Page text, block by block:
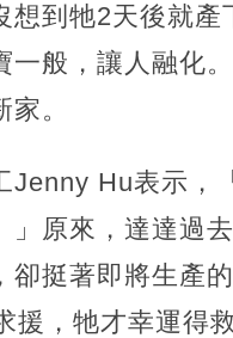
想到牠2天後就
一般，讓人融化
。
Jenny Hu表示，
」原來，達達過
卻挺著即將生產
援，牠才幸運得